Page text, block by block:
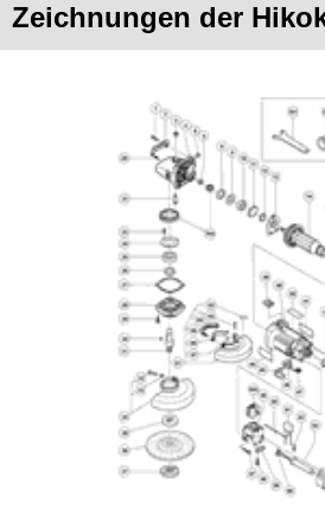
Zeichnungen der